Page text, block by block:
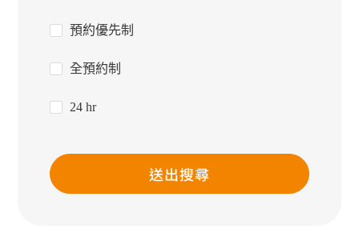
預約優先制
全預約制
24 hr
送出搜尋